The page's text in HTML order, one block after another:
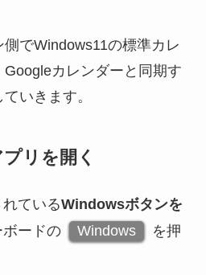
でWindows11の標準カレ
カレンダーと同期す
いきます。
リを開く
ているWindowsボタンを
ボードの Windows
を押